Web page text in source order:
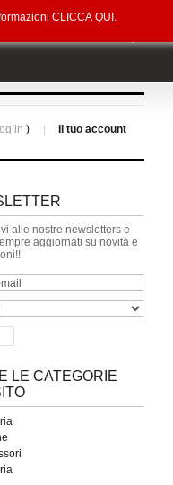
Il tuo account
log in )
alle nostre newsletters e
aggiornati su novità e
LE CATEGORIE
CLICCA QUI .